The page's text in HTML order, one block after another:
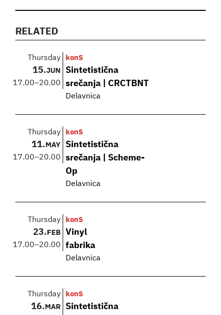
RELATED
Thursday
15.JUN
17.00–20.00
konS
Sintetistična
srečanja | CRCTBNT
Delavnica
Thursday
11. MAY
17.00–20.00
konS
Sintetistična
srečanja | Scheme-
Op
Delavnica
Thursday
23. FEB
17.00–20.00
konS
Vinyl
fabrika
Delavnica
Thursday
16. MAR
konS
Sintetistična